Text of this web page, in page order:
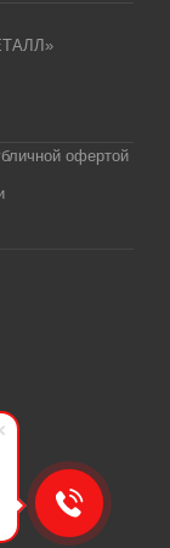
офертой